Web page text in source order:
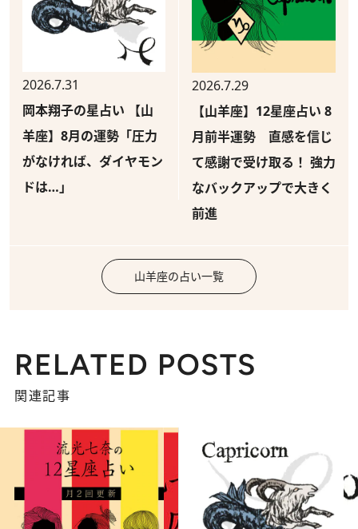
2026.7.31
岡本翔子の星占い 【山
羊座】8月の運勢「圧力
がなければ、ダイヤモン
ドは…」
2026.7.29
【山羊座】12星座占い 8
月前半運勢 直感を信じ
て感謝で受け取る！ 強力
なバックアップで大きく
前進
山羊座の占い一覧
RELATED POSTS
関連記事